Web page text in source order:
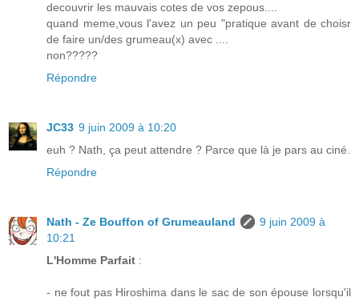
decouvrir les mauvais cotes de vos zepous....
quand meme,vous l'avez un peu "pratique avant de choisr
de faire un/des grumeau(x) avec ....
non?????
Répondre
JC33 9 juin 2009 à 10:20
euh ? Nath, ça peut attendre ? Parce que là je pars au ciné.
Répondre
Nath - Ze Bouffon of Grumeauland
9 juin 2009 à
10:21
L'Homme Parfait :
- ne fout pas Hiroshima dans le sac de son épouse lorsqu'il